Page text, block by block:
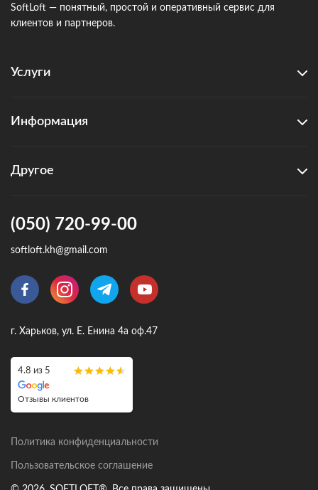
SoftLoft — понятный, простой и оперативный сервис для
клиентов и партнеров.
Услуги
Информация
Другое
(050) 720-99-00
softloft.kh@gmail.com
г. Харьков, ул. Е. Енина 4а оф.47
4.8 из 5
Отзывы клиентов
Политика конфиденциальности
Пользовательское соглашение